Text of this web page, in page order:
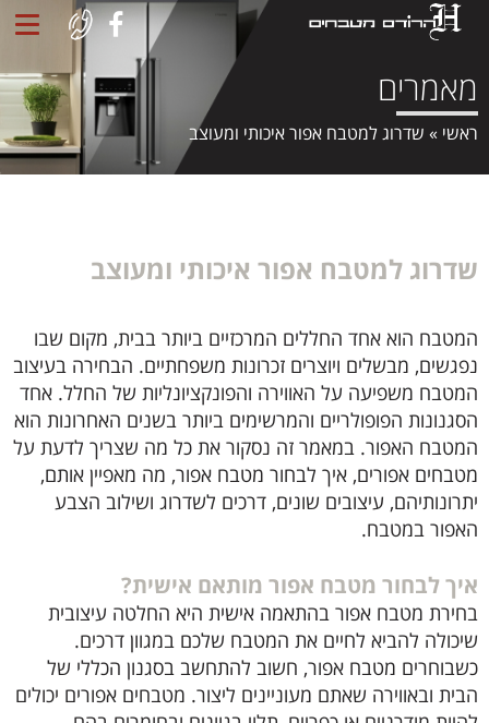
מאמרים
ראשי » שדרוג למטבח אפור איכותי ומעוצב
שדרוג למטבח אפור איכותי ומעוצב
המטבח הוא אחד החללים המרכזיים ביותר בבית, מקום שבו
נפגשים, מבשלים ויוצרים זכרונות משפחתיים. הבחירה בעיצוב
המטבח משפיעה על האווירה והפונקציונליות של החלל. אחד
הסגנונות הפופולריים והמרשימים ביותר בשנים האחרונות הוא
המטבח האפור. במאמר זה נסקור את כל מה שצריך לדעת על
מטבחים אפורים, איך לבחור מטבח אפור, מה מאפיין אותם,
יתרונותיהם, עיצובים שונים, דרכים לשדרוג ושילוב הצבע
האפור במטבח.
איך לבחור מטבח אפור מותאם אישית?
בחירת מטבח אפור בהתאמה אישית היא החלטה עיצובית
שיכולה להביא לחיים את המטבח שלכם במגוון דרכים.
כשבוחרים מטבח אפור, חשוב להתחשב בסגנון הכללי של
הבית ובאווירה שאתם מעוניינים ליצור. מטבחים אפורים יכולים